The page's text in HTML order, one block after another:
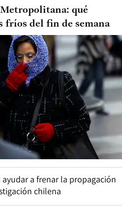
qué
fríos del fin de semana
a frenar la propagación
chilena